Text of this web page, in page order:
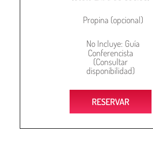
Propina (opcional)
No Incluye: Guía
Conferencista
(Consultar
disponibilidad)
RESERVAR